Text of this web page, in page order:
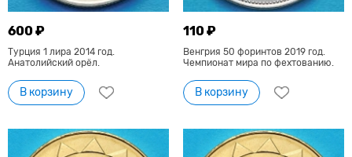
600 ₽
Турция 1 лира 2014 год.
Анатолийский орёл.
В корзину
110 ₽
Венгрия 50 форинтов 2019 год.
Чемпионат мира по фехтованию.
В корзину